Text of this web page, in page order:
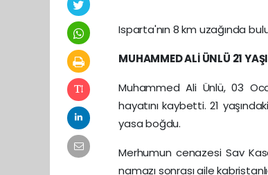
Isparta'nın 8 km uzağında
MUHAMMED ALİ ÜNLÜ 21
Muhammed Ali Ünlü, 03
hayatını kaybetti. 21
yasa boğdu.
Merhumun cenazesi Sav
namazı sonrası aile